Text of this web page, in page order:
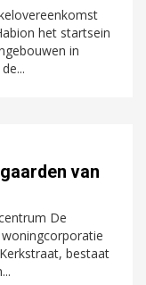
het startsein
in
van
De
bestaat